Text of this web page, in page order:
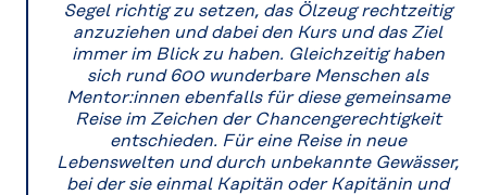
Segel richtig zu setzen, das Ölzeug rechtzeitig
anzuziehen und dabei den Kurs und das Ziel
immer im Blick zu haben. Gleichzeitig haben
sich rund 600 wunderbare Menschen als
Mentor:innen ebenfalls für diese gemeinsame
Reise im Zeichen der Chancengerechtigkeit
entschieden. Für eine Reise in neue
Lebenswelten und durch unbekannte Gewässer,
bei der sie einmal Kapitän oder Kapitänin und